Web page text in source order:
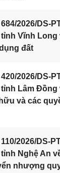
2026/DS-
Vĩnh Long
đất
2026/DS-
tỉnh Lâm Đồng
và các
2026/DS-
Nghệ An
nhượng